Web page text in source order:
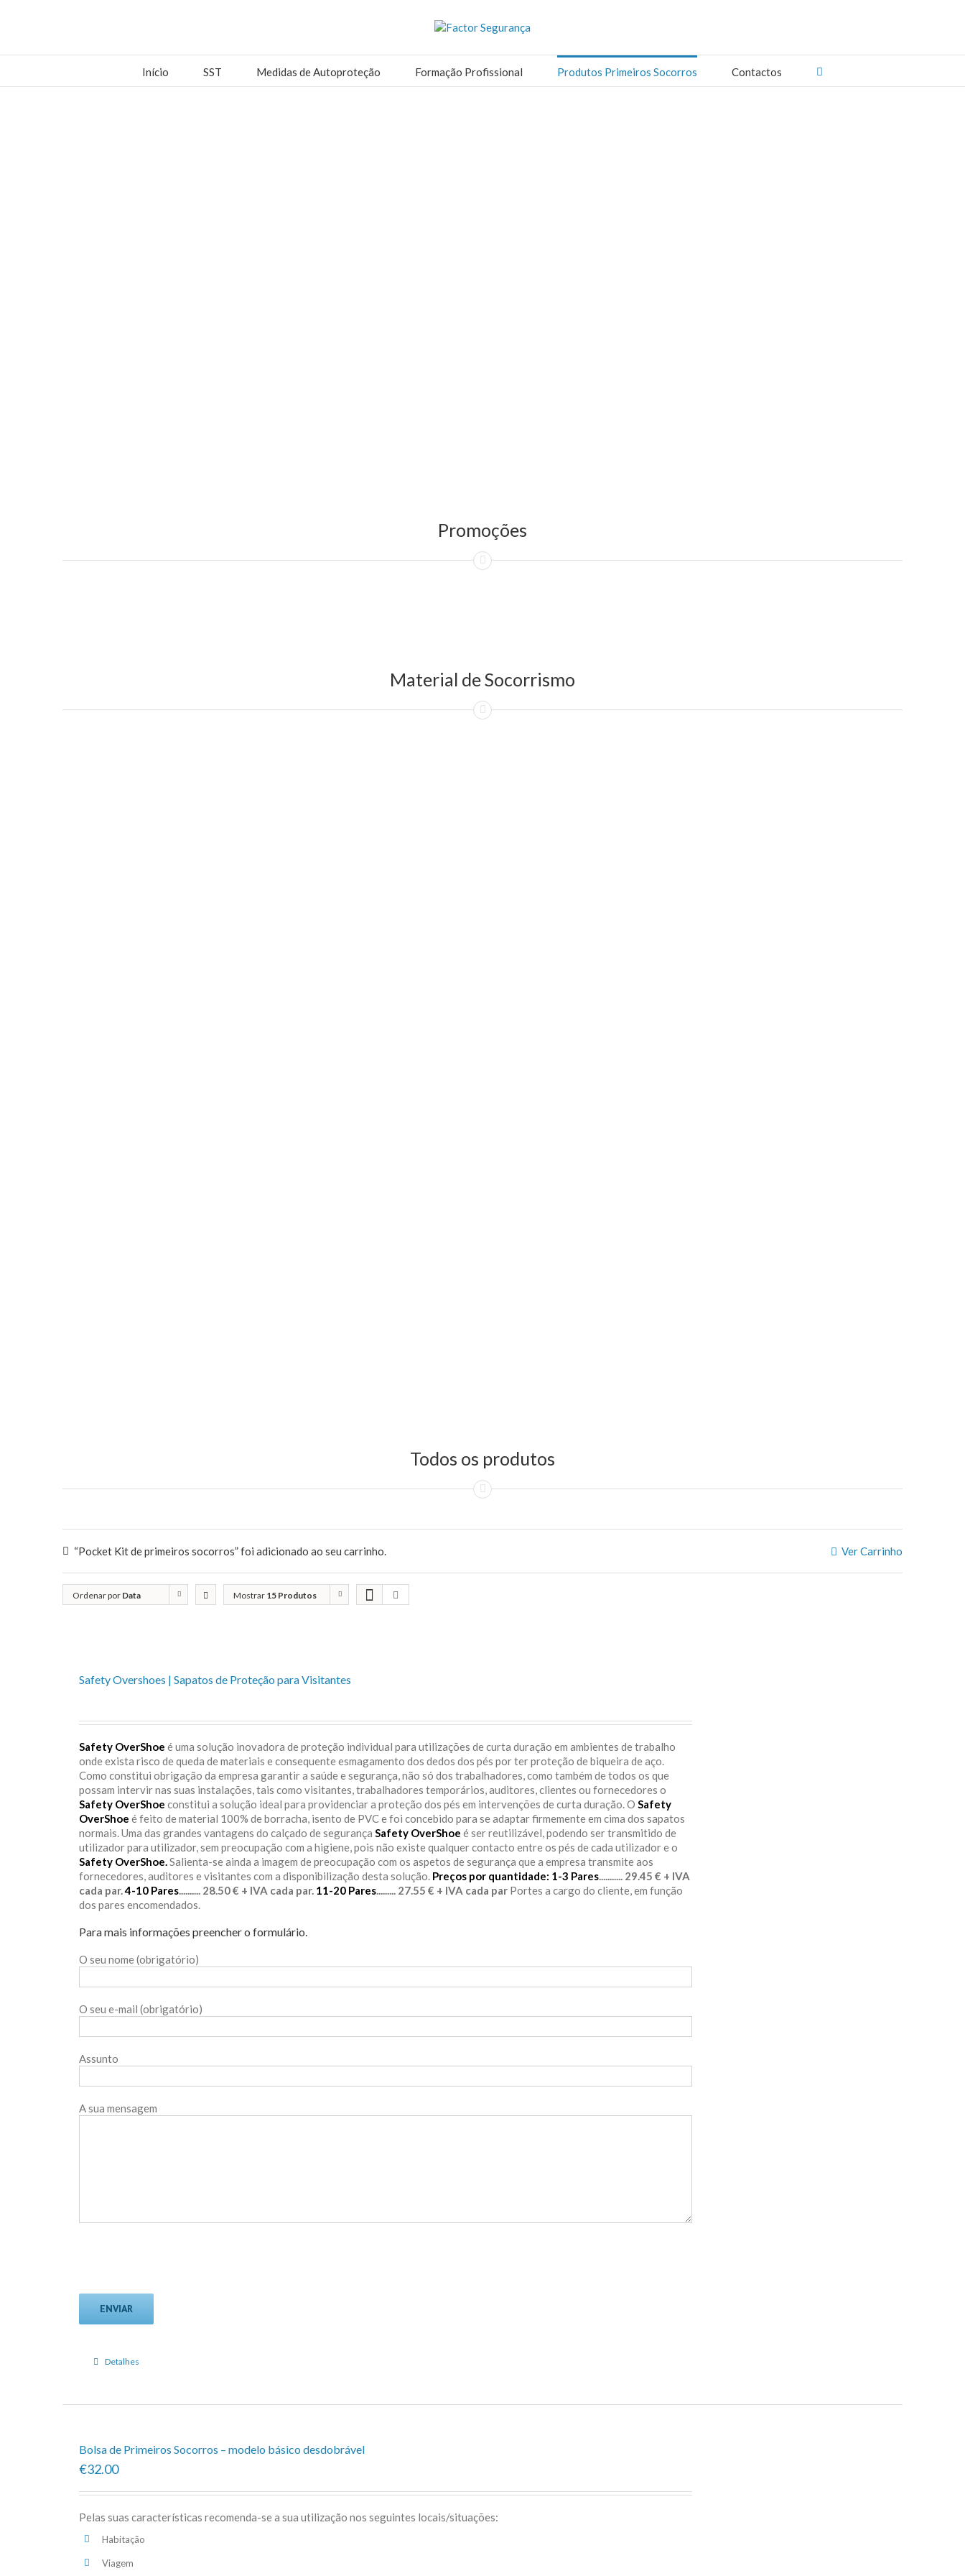
Início SST Medidas de Autoproteção Formação Profissional Produtos Primeiros Socorros Contactos
Promoções
Material de Socorrismo
Todos os produtos
Ver Carrinho
“Pocket Kit de primeiros socorros” foi adicionado ao seu carrinho.
Ordenar por Data Mostrar 15 Produtos
Safety Overshoes | Sapatos de Proteção para Visitantes
Safety OverShoe é uma solução inovadora de proteção individual para utilizações de curta duração em ambientes de trabalho
onde exista risco de queda de materiais e consequente esmagamento dos dedos dos pés por ter proteção de biqueira de aço.
Como constitui obrigação da empresa garantir a saúde e segurança, não só dos trabalhadores, como também de todos os que
possam intervir nas suas instalações, tais como visitantes, trabalhadores temporários, auditores, clientes ou fornecedores o
Safety OverShoe constitui a solução ideal para providenciar a proteção dos pés em intervenções de curta duração. O Safety
OverShoe é feito de material 100% de borracha, isento de PVC e foi concebido para se adaptar firmemente em cima dos sapatos
normais. Uma das grandes vantagens do calçado de segurança Safety OverShoe é ser reutilizável, podendo ser transmitido de
utilizador para utilizador, sem preocupação com a higiene, pois não existe qualquer contacto entre os pés de cada utilizador e o
Safety OverShoe. Salienta-se ainda a imagem de preocupação com os aspetos de segurança que a empresa transmite aos
fornecedores, auditores e visitantes com a disponibilização desta solução. Preços por quantidade: 1-3 Pares ........... 29.45 € + IVA
cada par. 4-10 Pares .......... 28.50 € + IVA cada par. 11-20 Pares ......... 27.55 € + IVA cada par Portes a cargo do cliente, em função
dos pares encomendados.
Para mais informações preencher o formulário.
O seu nome (obrigatório)
O seu e-mail (obrigatório)
Assunto
A sua mensagem
Detalhes
Bolsa de Primeiros Socorros – modelo básico desdobrável
€32.00
Pelas suas características recomenda-se a sua utilização nos seguintes locais/situações:
Habitação
Viagem